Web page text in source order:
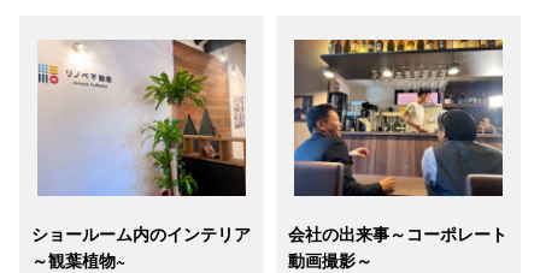
ショールーム内のインテリア
～観葉植物~
会社の出来事～コーポレート
動画撮影～